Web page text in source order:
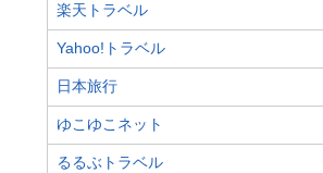
楽天トラベル
Yahoo!トラベル
日本旅行
ゆこゆこネット
るるぶトラベル